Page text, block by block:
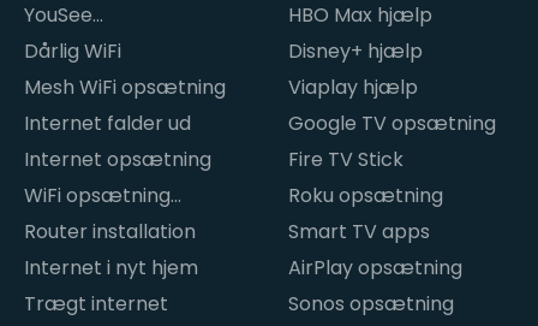
YouSee
internetproblemer
Dårlig WiFi
Mesh WiFi opsætning
Internet falder ud
Internet opsætning
WiFi opsætning
hjemme
Router installation
Internet i nyt hjem
Trægt internet
HBO Max hjælp
Disney+ hjælp
Viaplay hjælp
Google TV opsætning
Fire TV Stick
Roku opsætning
Smart TV apps
AirPlay opsætning
Sonos opsætning